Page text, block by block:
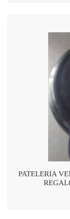
PATELERIA